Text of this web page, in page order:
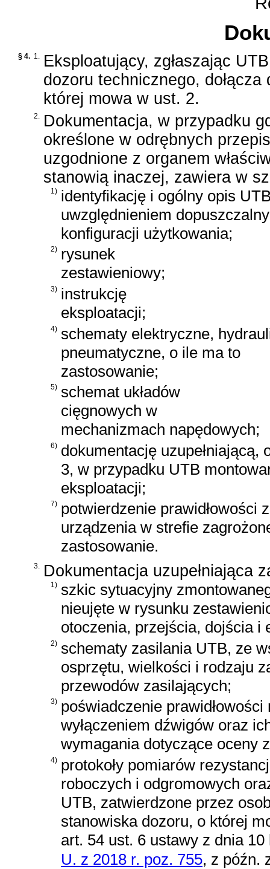
§ 4. 1. Eksploatujący, zgłaszając
dozoru technicznego,
której mowa w ust. 2.
2. Dokumentacja, w przypadku
określone w odrębnych
uzgodnione z organem
stanowią inaczej, zawiera w
1) identyfikację i ogólny opis
uwzględnieniem
konfiguracji użytkowania;
2) rysunek
zestawieniowy;
3) instrukcję
eksploatacji;
4) schematy elektryczne,
pneumatyczne, o ile ma to
zastosowanie;
5) schemat układów
cięgnowych w
mechanizmach napędowych;
6) dokumentację uzupełniającą,
3, w przypadku UTB
eksploatacji;
7) potwierdzenie prawidłowości
urządzenia w strefie
zastosowanie.
3. Dokumentacja uzupełniająca
1) szkic sytuacyjny
nieujęte w rysunku
otoczenia, przejścia, dojścia i
2) schematy zasilania UTB, ze
osprzętu, wielkości i rodzaju
przewodów zasilających;
3) poświadczenie
wyłączeniem dźwigów oraz
wymagania dotyczące oceny
4) protokoły pomiarów
roboczych i odgromowych
UTB, zatwierdzone przez
stanowiska dozoru, o której
art. 54 ust. 6 ustawy z dnia
U. z 2018 r. poz. 755, z późn.